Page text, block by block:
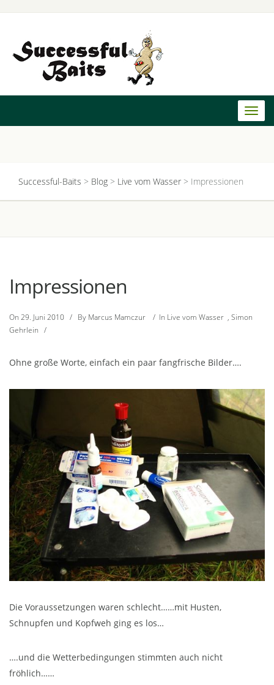
Successful-Baits > Blog > Live vom Wasser > Impressionen
Impressionen
On 29. Juni 2010 / By Marcus Mamczur / In Live vom Wasser , Simon
Gehrlein /
Ohne große Worte, einfach ein paar fangfrische Bilder….
Die Voraussetzungen waren schlecht……mit Husten,
Schnupfen und Kopfweh ging es los…
….und die Wetterbedingungen stimmten auch nicht
fröhlich……